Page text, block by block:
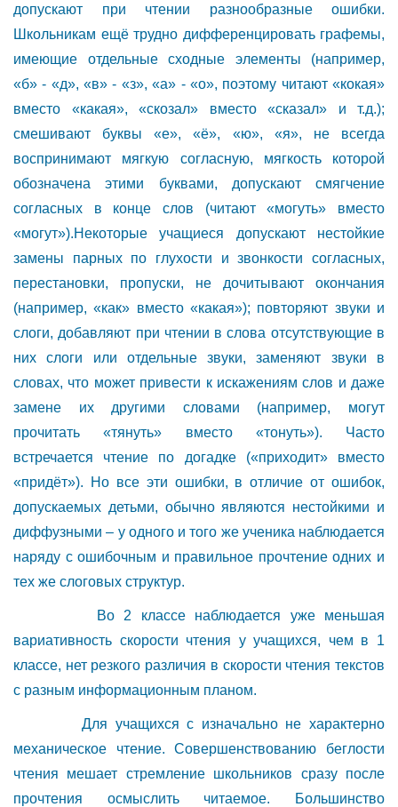
допускают при чтении разнообразные ошибки.
Школьникам ещё трудно дифференцировать графемы,
имеющие отдельные сходные элементы (например,
«б» - «д», «в» - «з», «а» - «о», поэтому читают «кокая»
вместо «какая», «скозал» вместо «сказал» и т.д.);
смешивают буквы «е», «ё», «ю», «я», не всегда
воспринимают мягкую согласную, мягкость которой
обозначена этими буквами, допускают смягчение
согласных в конце слов (читают «могуть» вместо
«могут»).Некоторые учащиеся допускают нестойкие
замены парных по глухости и звонкости согласных,
перестановки, пропуски, не дочитывают окончания
(например, «как» вместо «какая»); повторяют звуки и
слоги, добавляют при чтении в слова отсутствующие в
них слоги или отдельные звуки, заменяют звуки в
словах, что может привести к искажениям слов и даже
замене их другими словами (например, могут
прочитать «тянуть» вместо «тонуть»). Часто
встречается чтение по догадке («приходит» вместо
«придёт»). Но все эти ошибки, в отличие от ошибок,
допускаемых детьми, обычно являются нестойкими и
диффузными – у одного и того же ученика наблюдается
наряду с ошибочным и правильное прочтение одних и
тех же слоговых структур.
Во 2 классе наблюдается уже меньшая
вариативность скорости чтения у учащихся, чем в 1
классе, нет резкого различия в скорости чтения текстов
с разным информационным планом.
Для учащихся с изначально не характерно
механическое чтение. Совершенствованию беглости
чтения мешает стремление школьников сразу после
прочтения осмыслить читаемое. Большинство